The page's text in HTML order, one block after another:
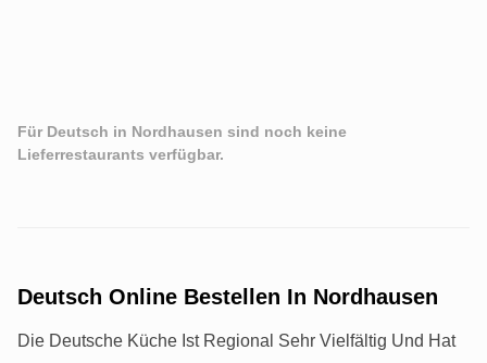
Für Deutsch in Nordhausen sind noch keine
Lieferrestaurants verfügbar.
Deutsch Online Bestellen In Nordhausen
Die Deutsche Küche Ist Regional Sehr Vielfältig Und Hat